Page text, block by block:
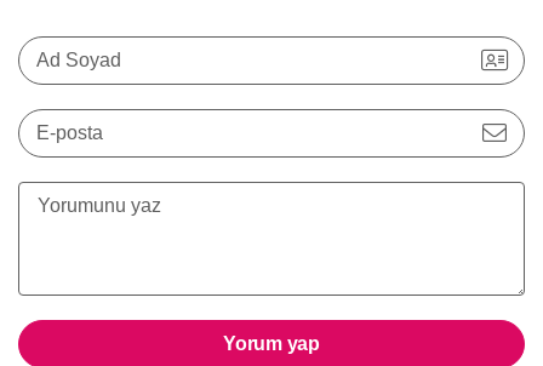
Ad Soyad
E-posta
Yorum yap